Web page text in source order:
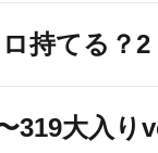
持てる？2
319大入り